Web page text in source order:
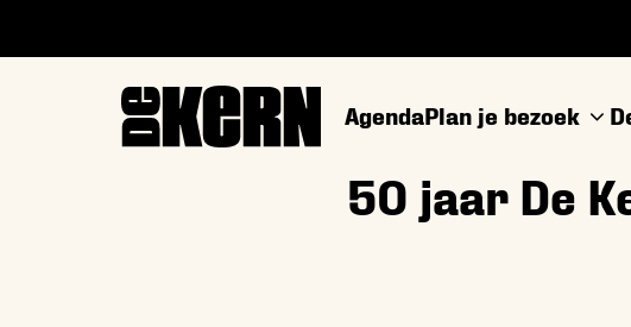
AgendaPlan je bezoek
50 jaar De